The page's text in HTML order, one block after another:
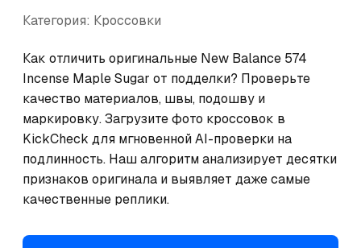
Категория: Кроссовки
Как отличить оригинальные New Balance 574
Incense Maple Sugar от подделки? Проверьте
качество материалов, швы, подошву и
маркировку. Загрузите фото кроссовок в
KickCheck для мгновенной AI-проверки на
подлинность. Наш алгоритм анализирует десятки
признаков оригинала и выявляет даже самые
качественные реплики.